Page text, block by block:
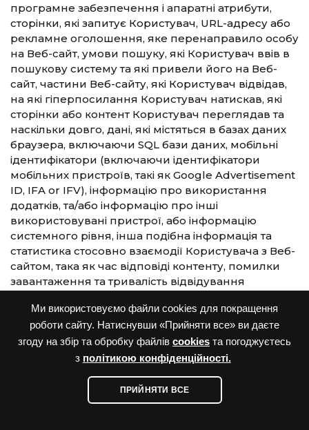
Ми використовуємо файли cookies для покращення
роботи сайту. Натиснувши «Прийняти все» ви даєте
згоду на збір та обробку файлів cookies та погоджуєтесь
з політикою конфіденційності.
ПРИЙНЯТИ ВСЕ
програмне забезпечення і апаратні атрибути,
сторінки, які запитує Користувач, URL-адресу або
рекламне оголошення, яке перенаправило особу
на Веб-сайт, умови пошуку, які Користувач ввів в
пошукову систему та які привели його на Веб-
сайт, частини Веб-сайту, які Користувач відвідав,
на які гіперпосилання Користувач натискав, які
сторінки або контент Користувач переглядав та
наскільки довго, дані, які містяться в базах даних
браузера, включаючи SQL бази даних, мобільні
ідентифікатори (включаючи ідентифікатори
мобільних пристроїв, такі як Google Advertisement
ID, IFA or IFV), інформацію про використання
додатків, та/або інформацію про інші
використовувані пристрої, або інформацію
системного рівня, інша подібна інформація та
статистика стосовно взаємодії Користувача з Веб-
сайтом, така як час відповіді контенту, помилки
завантаження та тривалість відвідування
мети обробки персональних даних згідно цієї
Політики. Це може відбуватися на Веб-сайті, або
на сервісах третіх осіб. Додаткова інформація про
збір та обробку файлів Кукіс, а також про те, як
блокувати такий збір інформації знаходиться в
Політиці використання файлів cookies.